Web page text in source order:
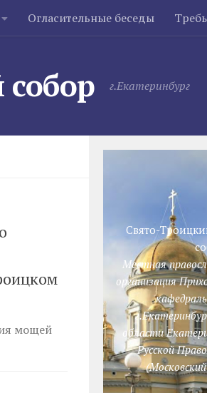
Огласительные беседы
г.Екатеринбург
мощей
Свято-
Местная
организация
области
Русской